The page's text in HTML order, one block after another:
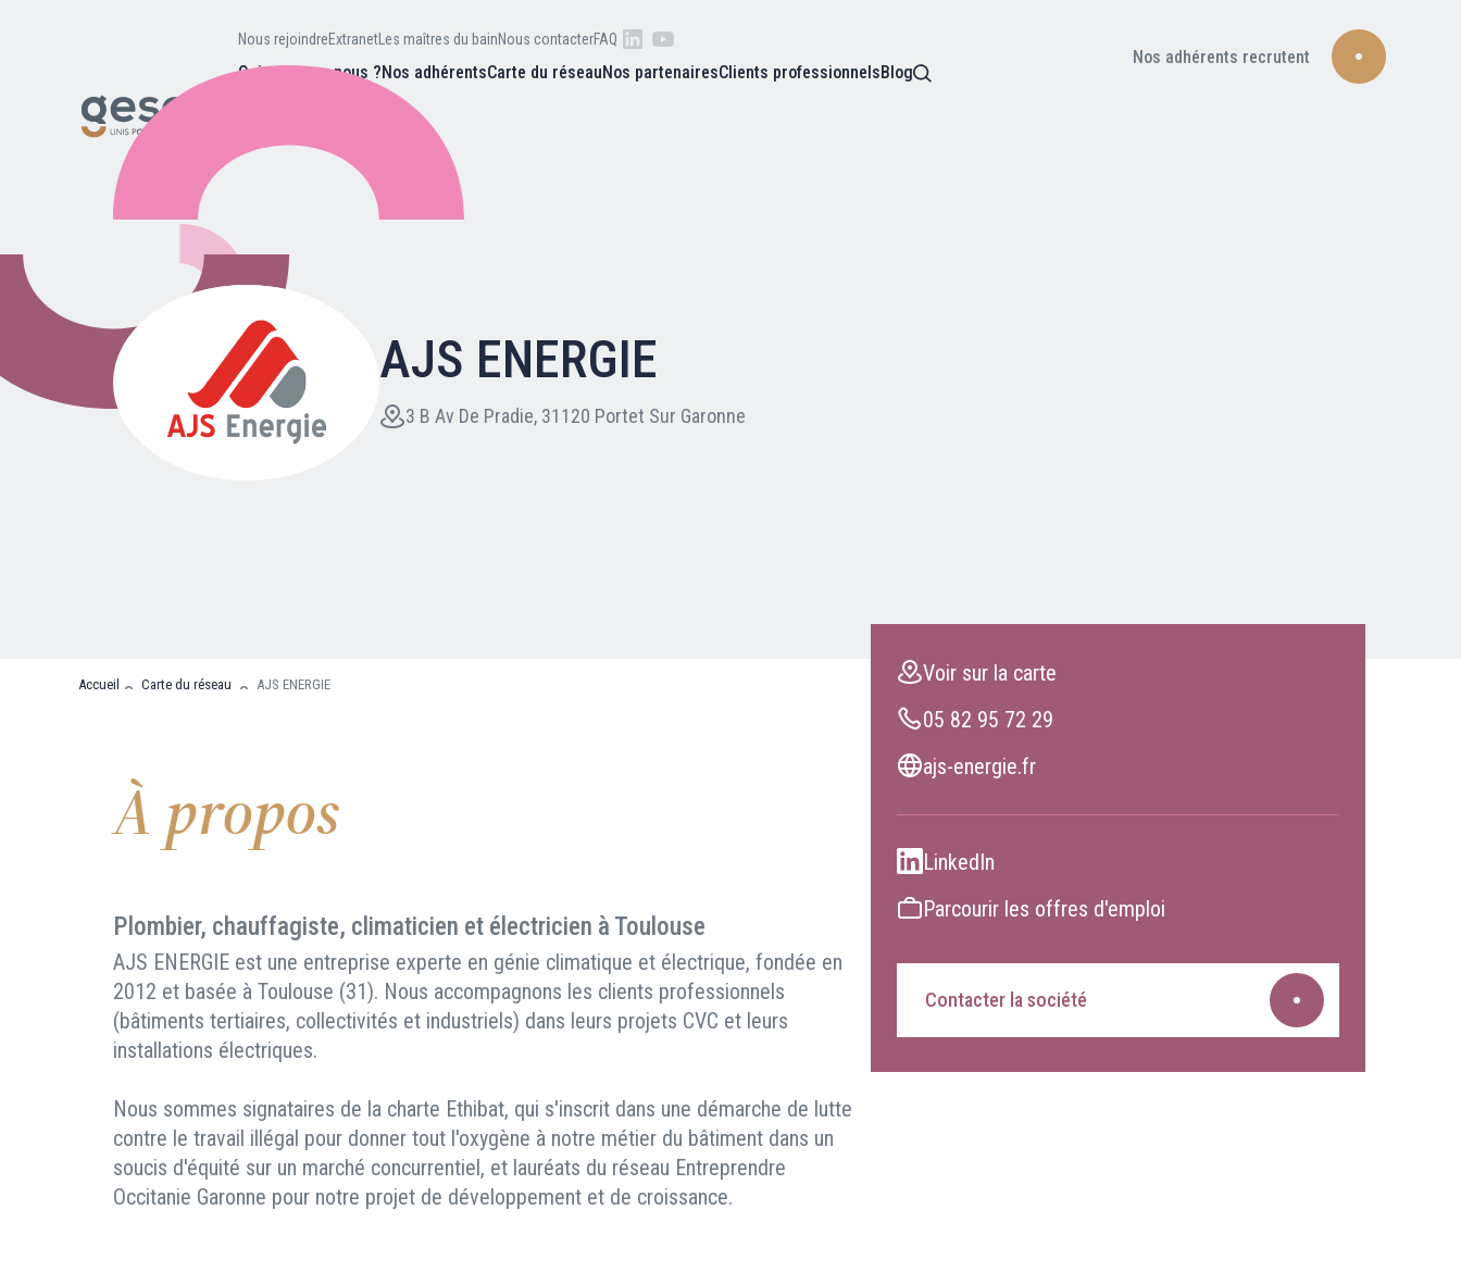
Nous rejoindreExtranet Les maîtres du bainNous contacterFAQ
Qui sommes-nous ?
Nos missions
Valeurs et raison
Nos adhérentsCarte du réseauNos partenairesClients professionnelsBlog
Nos adhérents recrutent
Carte du réseau
Nous rejoindre
Extranet
Les maîtres du bain
Recherche
AJS ENERGIE
3 B Av De Pradie, 31120 Portet Sur Garonne
Accueil Carte du réseau AJS ENERGIE
Voir sur la carte
05 82 95 72 29
ajs-energie.fr
LinkedIn
Parcourir les offres d'emploi
Contacter la société
À propos
Plombier, chauffagiste, climaticien et électricien à Toulouse
AJS ENERGIE est une entreprise experte en génie climatique et électrique, fondée en
2012 et basée à Toulouse (31). Nous accompagnons les clients professionnels
(bâtiments tertiaires, collectivités et industriels) dans leurs projets CVC et leurs
installations électriques.
Nous sommes signataires de la charte Ethibat, qui s'inscrit dans une démarche de lutte
contre le travail illégal pour donner tout l'oxygène à notre métier du bâtiment dans un
soucis d'équité sur un marché concurrentiel, et lauréats du réseau Entreprendre
Occitanie Garonne pour notre projet de développement et de croissance.